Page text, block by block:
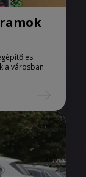
és
a városban